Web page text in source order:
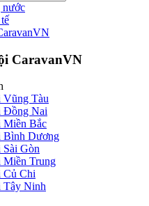
nước
CaravanVN
Tàu
Đồng Nai
Miền Bắc
Bình Dương
Gòn
Trung
Củ Chi
Tây Ninh